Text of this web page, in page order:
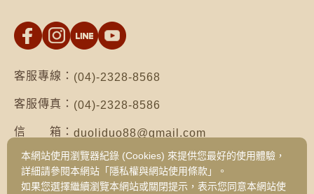
客服專線： (04)-2328-8568
客服傳真： (04)-2328-8586
信 箱： duoliduo88@gmail.com
地 址：台南市仁德區保安路二段552號（台南總公
司）
台中市西區健行路1049號3樓之19（台中
本網站使用瀏覽器紀錄 (Cookies) 來提供您最好的使用體驗，
詳細請參閱本網站「隱私權與網站使用條款」。
如果您選擇繼續瀏覽本網站或關閉提示，表示您同意本網站使